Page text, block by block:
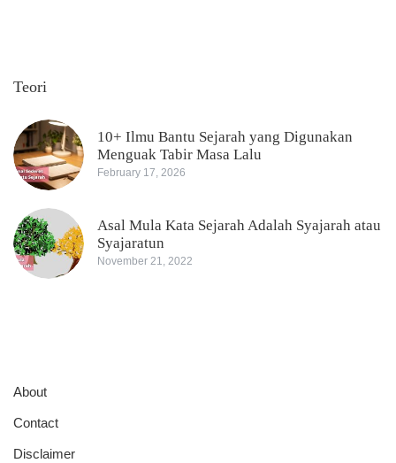
Teori
10+ Ilmu Bantu Sejarah yang Digunakan
Menguak Tabir Masa Lalu
February 17, 2026
Asal Mula Kata Sejarah Adalah Syajarah atau
Syajaratun
November 21, 2022
About
Contact
Disclaimer